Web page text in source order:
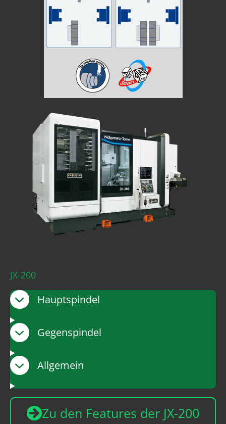
JX-200
Hauptspindel
Gegenspindel
Allgemein
Zu den Features der JX-200